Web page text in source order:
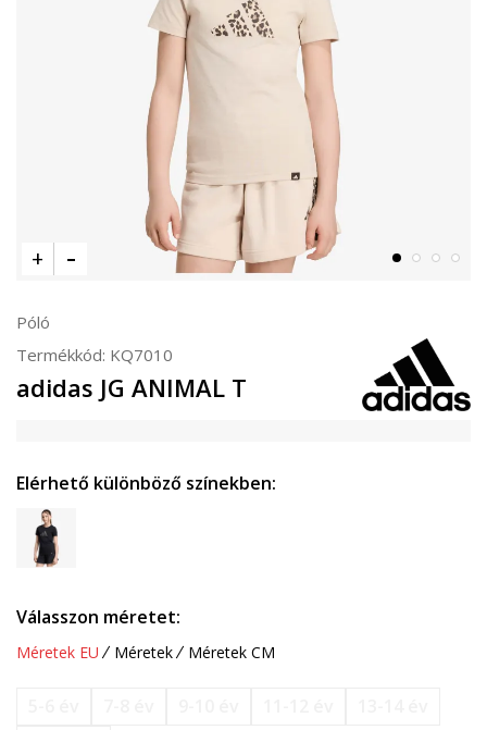
Póló
Termékkód: KQ7010
adidas JG ANIMAL T
Elérhető különböző színekben:
Válasszon méretet:
Méretek EU Méretek Méretek CM